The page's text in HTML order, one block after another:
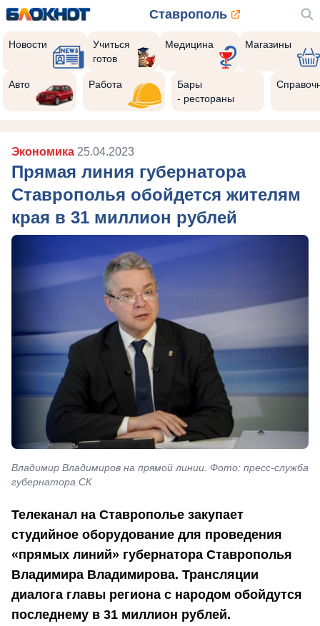
Ставрополь
Новости
Учиться
готов
Медицина Магазины
Авто Работа
Бары
- рестораны
Экономика 25.04.2023
Прямая линия губернатора
Ставрополья обойдется жителям
края в 31 миллион рублей
Владимир Владимиров на прямой линии. Фото: пресс-служба
губернатора СК
Телеканал на Ставрополье закупает
студийное оборудование для проведения
«прямых линий» губернатора Ставрополья
Владимира Владимирова. Трансляции
диалога главы региона с народом обойдутся
последнему в 31 миллион рублей.